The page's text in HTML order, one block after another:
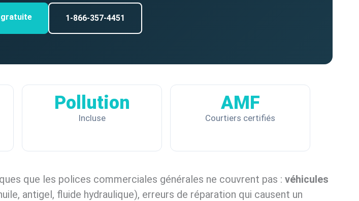
gratuite 1-866-357-4451
Pollution
Incluse
AMF
Courtiers certifiés
que les polices commerciales générales ne couvrent pas : véhicules
antigel, fluide hydraulique), erreurs de réparation qui causent un